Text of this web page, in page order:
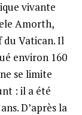
vivante
Amorth,
du Vatican. Il
environ 160
se limite
: il a été
D’après la